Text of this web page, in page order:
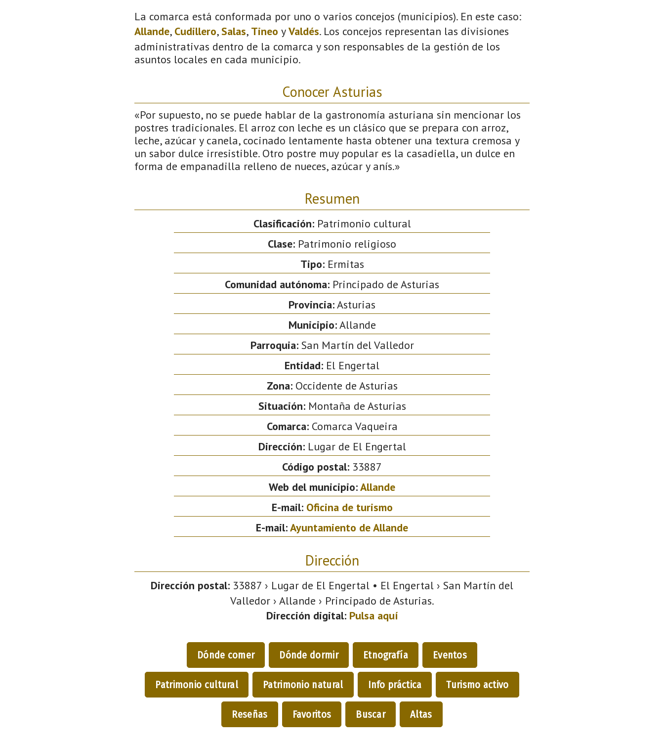
La comarca está conformada por uno o varios concejos (municipios). En este caso:
Allande, Cudillero,Salas, Tineo yValdés. Los concejos representan las divisiones
administrativas dentro de la comarca y son responsables de la gestión de los
asuntos locales en cada municipio.
Conocer Asturias
«Por supuesto, no se puede hablar de la gastronomía asturiana sin mencionar los
postres tradicionales. El arroz con leche es un clásico que se prepara con arroz,
leche, azúcar y canela, cocinado lentamente hasta obtener una textura cremosa y
un sabor dulce irresistible. Otro postre muy popular es la casadiella, un dulce en
forma de empanadilla relleno de nueces, azúcar y anís.»
Resumen
Clasificación:Patrimonio cultural
Clase: Patrimonio religioso
Tipo:Ermitas
Comunidad autónoma: Principado de Asturias
Provincia:Asturias
Municipio:Allande
Parroquia:San Martín del Valledor
Entidad: El Engertal
Zona:Occidente de Asturias
Situación:Montaña de Asturias
Comarca:Comarca Vaqueira
Dirección:Lugar de El Engertal
Código postal: 33887
Web del municipio:Allande
E-mail: Oficina de turismo
E-mail:Ayuntamiento de Allande
Dirección
Dirección postal: 33887 › Lugar de El Engertal • El Engertal › San Martín del
Valledor › Allande › Principado de Asturias.
Dirección digital: Pulsa aquí
Dónde comer Dónde dormir Etnografía Eventos
Patrimonio cultural Patrimonio natural Info práctica Turismo activo
Reseñas Favoritos Buscar Altas